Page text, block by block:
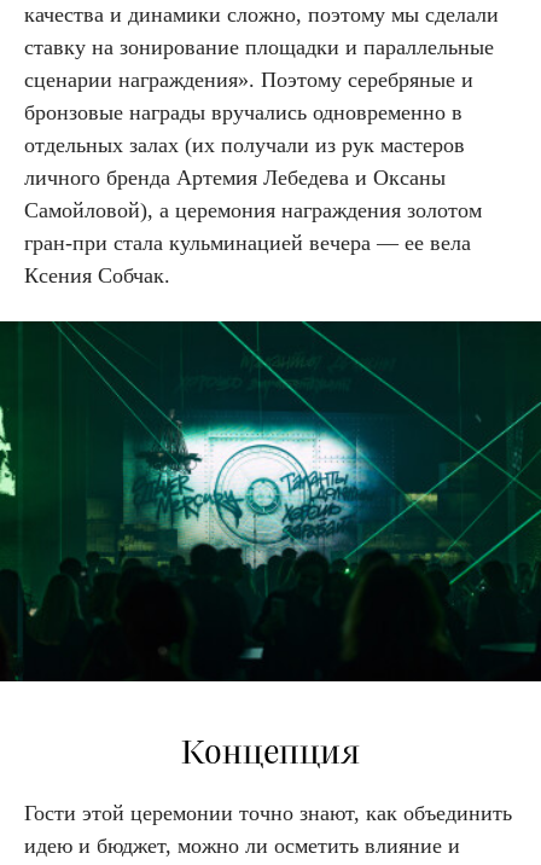
качества и динамики сложно, поэтому мы сделали
ставку на зонирование площадки и параллельные
сценарии награждения». Поэтому серебряные и
бронзовые награды вручались одновременно в
отдельных залах (их получали из рук мастеров
личного бренда Артемия Лебедева и Оксаны
Самойловой), а церемония награждения золотом
гран-при стала кульминацией вечера — ее вела
Ксения Собчак.
Концепция
Гости этой церемонии точно знают, как объединить
идею и бюджет, можно ли осметить влияние и